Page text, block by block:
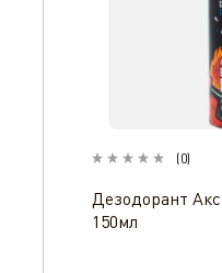
(0)
Дезодорант
150мл